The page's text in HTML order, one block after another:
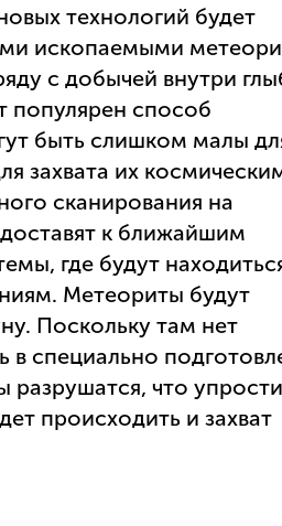
технологий будет
ископаемыми
с добычей внутри
популярен способ
быть слишком малы
захвата их
сканирования на
к ближайшим
где будут
Метеориты будут
Поскольку там нет
в специально
что
происходить и захват